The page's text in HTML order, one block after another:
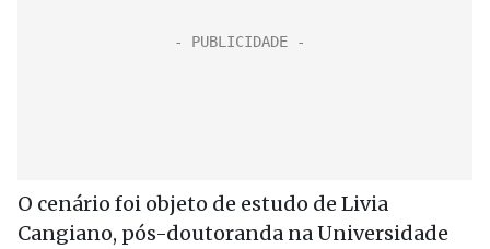
O cenário foi objeto de estudo de Livia
Cangiano, pós-doutoranda na Universidade